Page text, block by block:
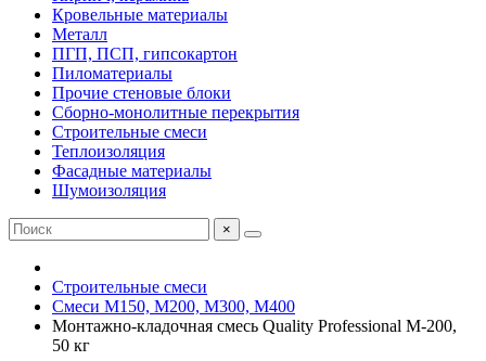
Кровельные материалы
Металл
ПГП, ПСП, гипсокартон
Пиломатериалы
Прочие стеновые блоки
Сборно-монолитные перекрытия
Строительные смеси
Теплоизоляция
Фасадные материалы
Шумоизоляция
×
Строительные смеси
Смеси М150, М200, М300, М400
Монтажно-кладочная смесь Quality Professional М-200,
50 кг